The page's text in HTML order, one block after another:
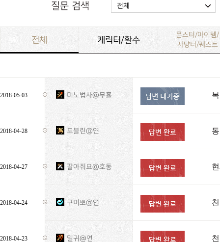
질문 검색 전체
전체 캐릭터/환수
몬스터/아이템/
사냥터/퀘스트
2018-05-03 미노법사@무휼
2018-04-28 포블린@연
2018-04-27 팔아줘요@호동
2018-04-24 구미뽀@연
2018-04-23 밀귀@연